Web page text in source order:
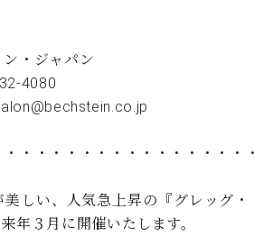
・ジャパン
4080
・・・・・・・・・・・・・・・
しい、人気急上昇の『グレッグ・
年３月に開催いたします。